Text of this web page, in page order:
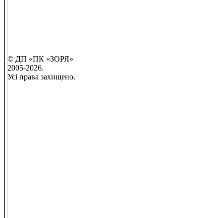
© ДП «ПК «ЗОРЯ»
2005-2026.
Усі права захищено.